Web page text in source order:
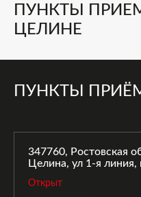
ПУНКТЫ
ЦЕЛИНЕ
ПУНКТЫ
347760, Ростовская
Целина, ул 1-я линия,
Открыт